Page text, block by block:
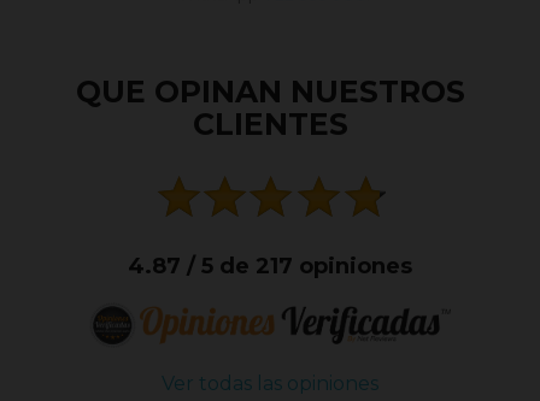
QUE OPINAN NUESTROS
CLIENTES
4.87 / 5 de 217 opiniones
Ver todas las opiniones